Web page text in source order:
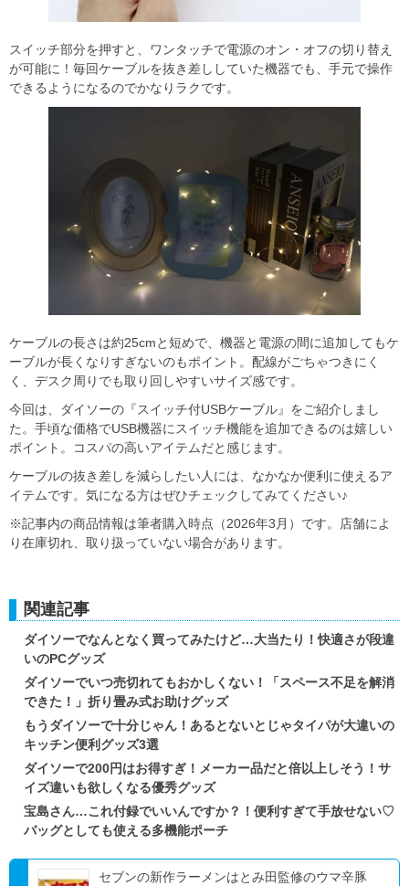
スイッチ部分を押すと、ワンタッチで電源のオン・オフの切り替え
が可能に！毎回ケーブルを抜き差ししていた機器でも、手元で操作
できるようになるのでかなりラクです。
ケーブルの長さは約25cmと短めで、機器と電源の間に追加してもケ
ーブルが長くなりすぎないのもポイント。配線がごちゃつきにく
く、デスク周りでも取り回しやすいサイズ感です。
今回は、ダイソーの『スイッチ付USBケーブル』をご紹介しまし
た。手頃な価格でUSB機器にスイッチ機能を追加できるのは嬉しい
ポイント。コスパの高いアイテムだと感じます。
ケーブルの抜き差しを減らしたい人には、なかなか便利に使えるア
イテムです。気になる方はぜひチェックしてみてください♪
※記事内の商品情報は筆者購入時点（2026年3月）です。店舗によ
り在庫切れ、取り扱っていない場合があります。
関連記事
ダイソーでなんとなく買ってみたけど…大当たり！快適さが段違
いのPCグッズ
ダイソーでいつ売切れてもおかしくない！「スペース不足を解消
できた！」折り畳み式お助けグッズ
もうダイソーで十分じゃん！あるとないとじゃタイパが大違いの
キッチン便利グッズ3選
ダイソーで200円はお得すぎ！メーカー品だと倍以上しそう！サ
イズ違いも欲しくなる優秀グッズ
宝島さん…これ付録でいいんですか？！便利すぎて手放せない♡
バッグとしても使える多機能ポーチ
セブンの新作ラーメンはとみ田監修のウマ辛豚